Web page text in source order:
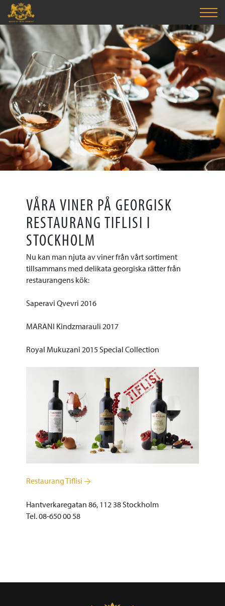
VÅRA VINER PÅ GEORGISK
RESTAURANG TIFLISI I
STOCKHOLM
Nu kan man njuta av viner från vårt sortiment
tillsammans med delikata georgiska rätter från
restaurangens kök:
Saperavi Qvevri 2016
MARANI Kindzmarauli 2017
Royal Mukuzani 2015 Special Collection
Restaurang Tiflisi
Hantverkaregatan 86, 112 38 Stockholm
Tel. 08-650 00 58